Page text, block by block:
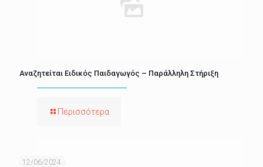
Αναζητείται Ειδικός Παιδαγωγός – Παράλληλη Στήριξη
Περισσότερα
12/06/2024